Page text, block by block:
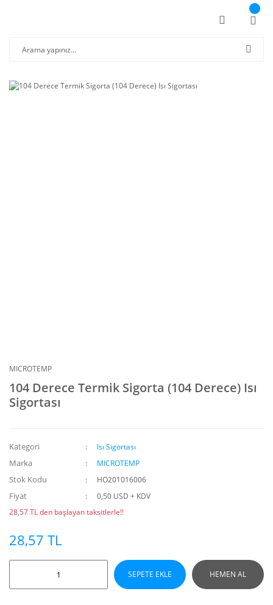
MICROTEMP
104 Derece Termik Sigorta (104 Derece) Isı
Sigortası
Kategori Isı Sigortası
Marka MICROTEMP
Stok Kodu HO201016006
Fiyat
0,50 USD + KDV
28,57 TL den başlayan taksitlerle!!
28,57 TL
SEPETE EKLE HEMEN AL